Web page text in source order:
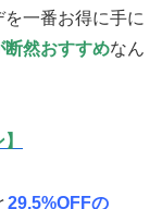
一番お得に手に
断然おすすめなん
29.5%OFFの